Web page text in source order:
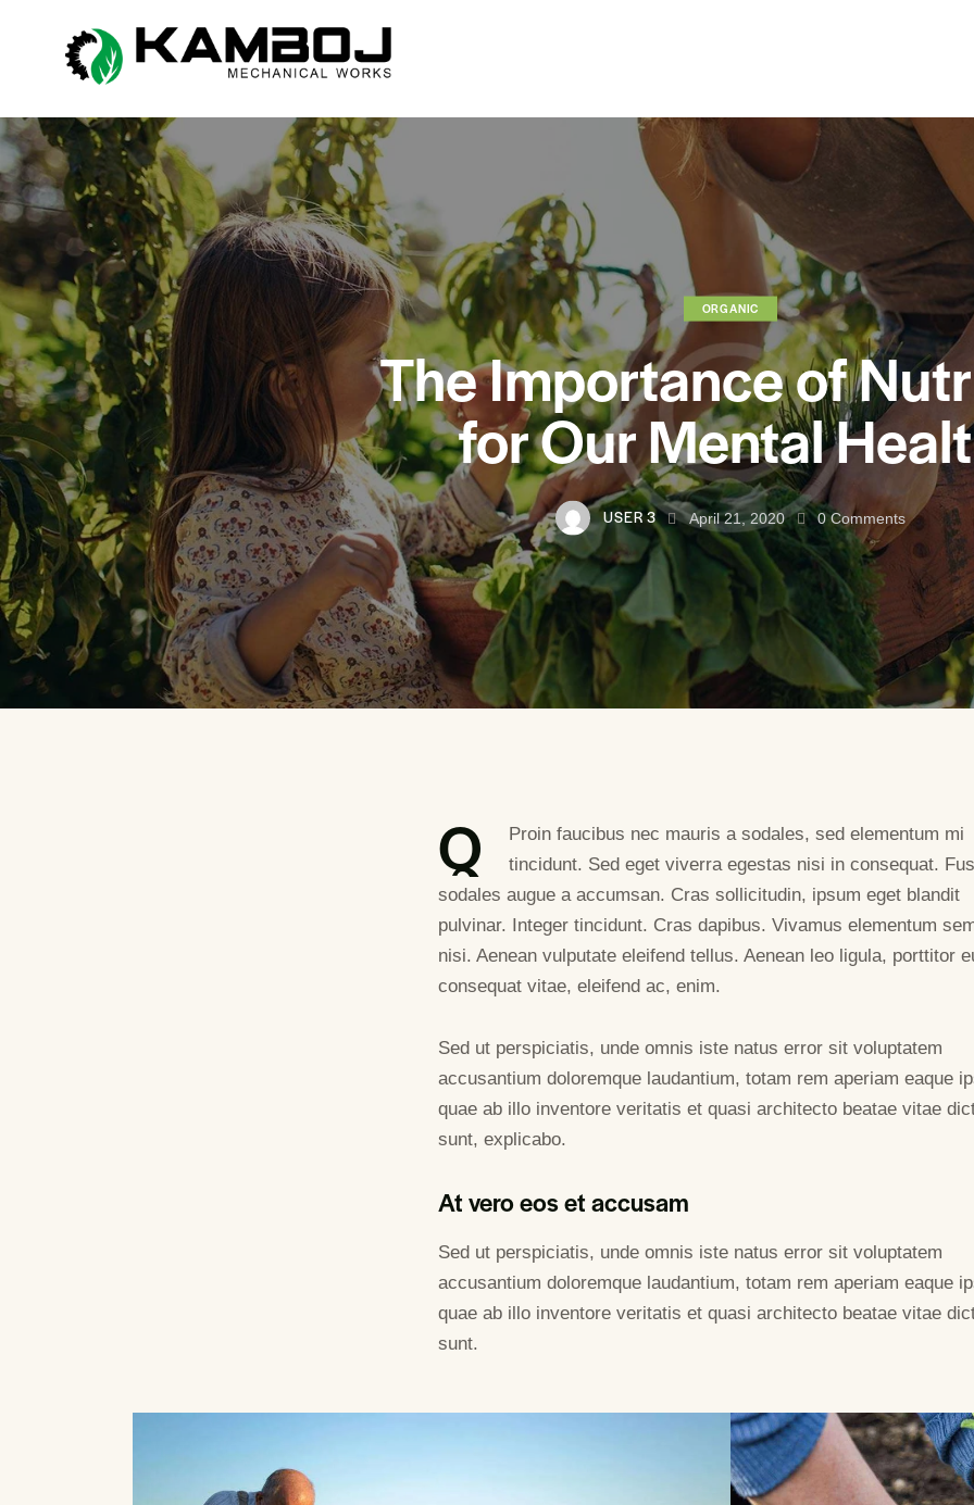
ORGANIC
The Importance of
for Our Mental
USER 3 April 21, 2020 0 Comments
Q
Proin faucibus nec mauris a sodales, sed elementum mi
tincidunt. Sed eget viverra egestas nisi in consequat.
sodales augue a accumsan. Cras sollicitudin, ipsum eget blandit
pulvinar. Integer tincidunt. Cras dapibus. Vivamus elementum
nisi. Aenean vulputate eleifend tellus. Aenean leo ligula, porttitor
consequat vitae, eleifend ac, enim.
Sed ut perspiciatis, unde omnis iste natus error sit voluptatem
accusantium doloremque laudantium, totam rem aperiam eaque
quae ab illo inventore veritatis et quasi architecto beatae vitae
sunt, explicabo.
At vero eos et accusam
Sed ut perspiciatis, unde omnis iste natus error sit voluptatem
accusantium doloremque laudantium, totam rem aperiam eaque
quae ab illo inventore veritatis et quasi architecto beatae vitae
sunt.